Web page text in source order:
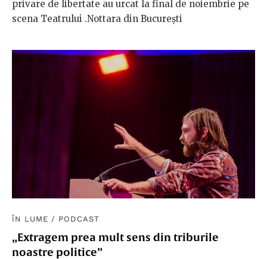
privare de libertate au urcat la final de noiembrie pe
scena Teatrului .Nottara din București
ÎN LUME / PODCAST
„Extragem prea mult sens din triburile
noastre politice”